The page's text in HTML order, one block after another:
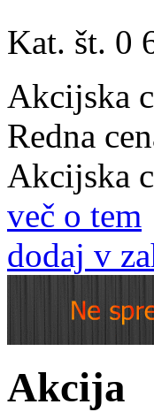
Kat. št. 0
Akcijska
Redna
Akcijska
več o tem
dodaj v
Akcija